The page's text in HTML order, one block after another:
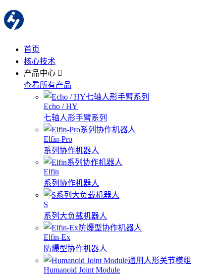
首页
核心技术
产品中心
查看所有产品
Echo / HY
七轴人形手臂系列
Elfin-Pro
系列协作机器人
Elfin
系列协作机器人
S
系列大负载机器人
Elfin-Ex
防爆型协作机器人
Humanoid Joint Module